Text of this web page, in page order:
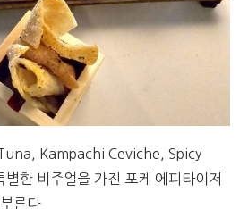
Kampachi Ceviche, Spicy
비주얼을 가진 포케 에피타이저
른다